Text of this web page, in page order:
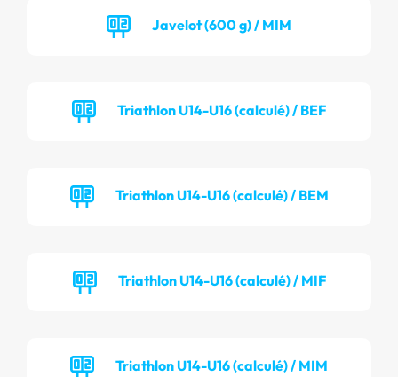
Javelot (600 g) / MIM
Triathlon U14-U16 (calculé) / BEF
Triathlon U14-U16 (calculé) / BEM
Triathlon U14-U16 (calculé) / MIF
Triathlon U14-U16 (calculé) / MIM